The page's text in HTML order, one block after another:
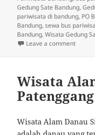
Gedung Sate Bandung,
pariwisata di bandung, PO
Bandung,sewa bus
Bandung,Wisata Gedung
Leave a commenton
Wisata
Wisata Alam Danau